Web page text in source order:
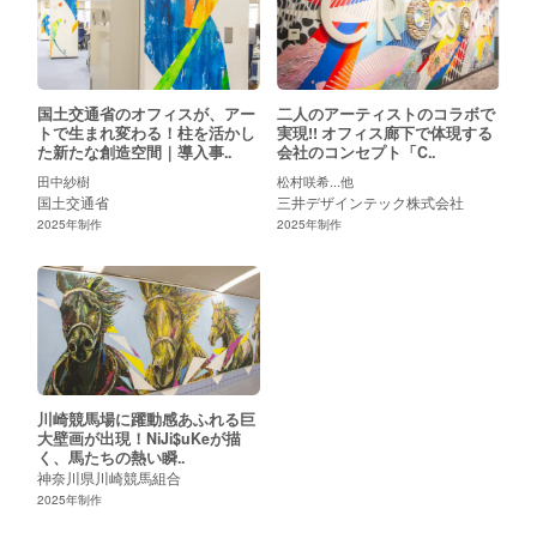
国土交通省のオフィスが、アー
トで生まれ変わる！柱を活かし
た新たな創造空間｜導入事..
田中紗樹
国土交通省
2025年制作
二人のアーティストのコラボで
実現!! オフィス廊下で体現する
会社のコンセプト「C..
松村咲希...他
三井デザインテック株式会社
2025年制作
川崎競馬場に躍動感あふれる巨
大壁画が出現！NiJi$uKeが描
く、馬たちの熱い瞬..
神奈川県川崎競馬組合
2025年制作